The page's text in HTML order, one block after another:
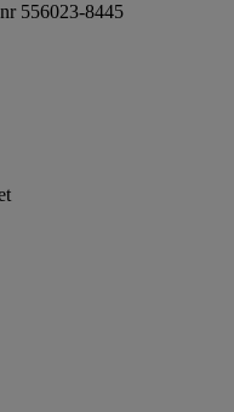
556023-8445